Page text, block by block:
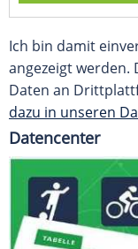
Ich bin damit
angezeigt werden.
Daten an
dazu in unseren
Datencenter